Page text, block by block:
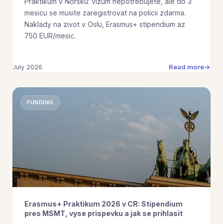
mesicu se musite zaregistrovat na policii zdarma.
Naklady na zivot v Oslu, Erasmus+ stipendium az
750 EUR/mesic.
July 2026 Read more
FUNDING
Erasmus+ Praktikum 2026 v CR: Stipendium
pres MSMT, vyse prispevku a jak se prihlasit